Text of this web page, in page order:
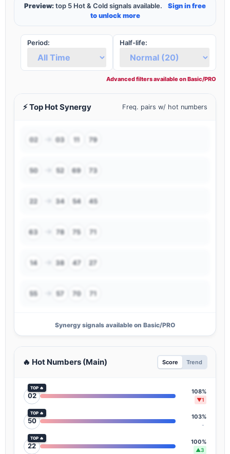
Preview:top 5 Hot & Cold signals available.
Sign in free
to unlock more
Period: Half-life:
⚡ Top Hot Synergy Freq. pairs w/ hot numbers
02 → 03 11 79
50 → 52 69 73
22 → 34 54 45
63 → 78 75 71
14 → 38 47 27
55 → 57 70 71
Synergy signals available on Basic/PRO
🔥 Hot Numbers (Main) Score Trend
02
TOP 🔥
108%
▼1
50
TOP 🔥
103%
-
22
TOP 🔥
100%
▲3